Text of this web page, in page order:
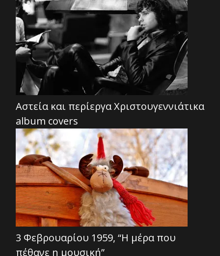
Αστεία και περίεργα Χριστουγεννιάτικα
album covers
3 Φεβρουαρίου 1959, “Η μέρα που
πέθανε η μουσική”